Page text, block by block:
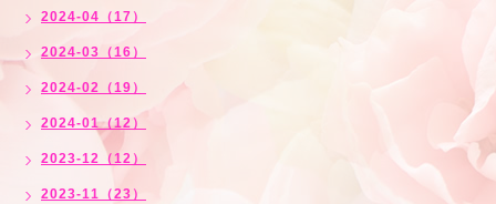
2024-04（17）
2024-03（16）
2024-02（19）
2024-01（12）
2023-12（12）
2023-11（23）